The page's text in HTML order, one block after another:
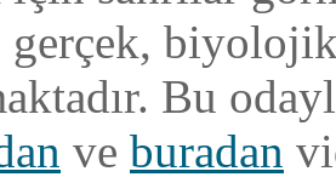
Bu
ve buradan